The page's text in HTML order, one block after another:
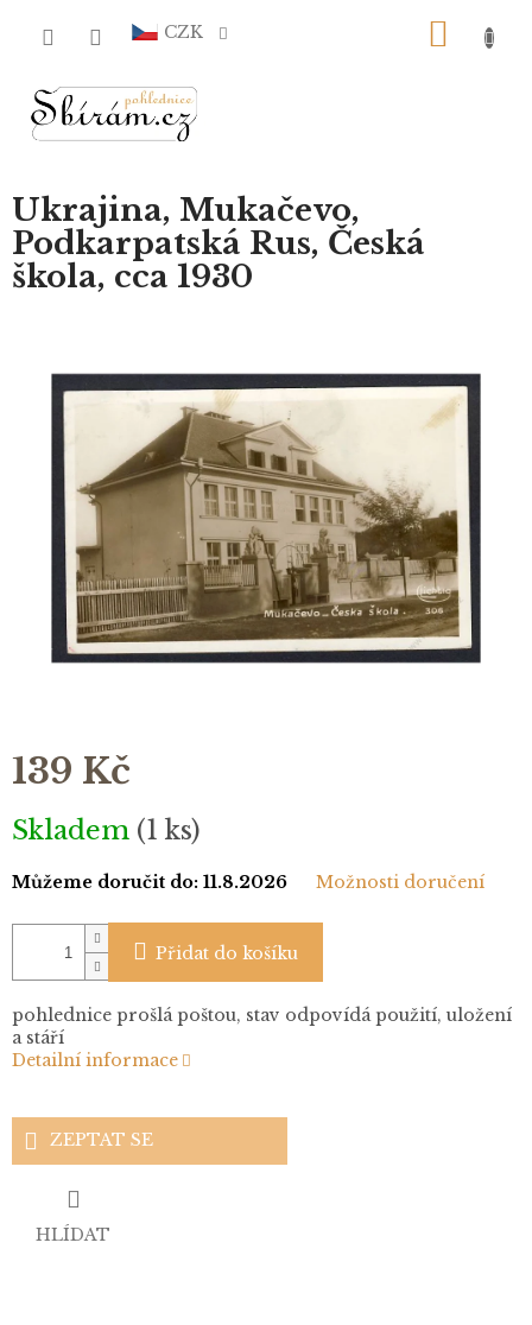
CZK
Ukrajina, Mukačevo,
Podkarpatská Rus, Česká
škola, cca 1930
139 Kč
Měrná
cena:
Skladem (1 ks)
Můžeme doručit do: 11.8.2026 Možnosti doručení
Přidat do košíku
pohlednice prošlá poštou, stav odpovídá použití, uložení
a stáří
Detailní informace
ZEPTAT SE
HLÍDAT